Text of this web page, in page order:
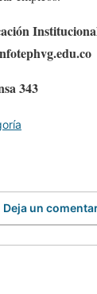
343
Deja un